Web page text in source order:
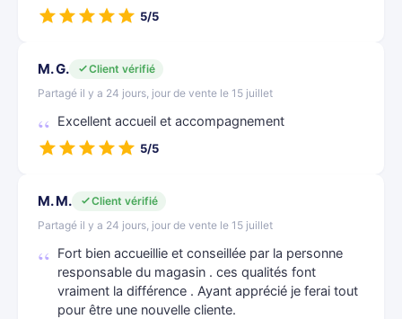
5/5
M. G.
Client vérifié
Partagé il y a 24 jours, jour de vente le 15 juillet
Excellent accueil et accompagnement
5/5
M. M.
Client vérifié
Partagé il y a 24 jours, jour de vente le 15 juillet
Fort bien accueillie et conseillée par la personne
responsable du magasin . ces qualités font
vraiment la différence . Ayant apprécié je ferai tout
pour être une nouvelle cliente.